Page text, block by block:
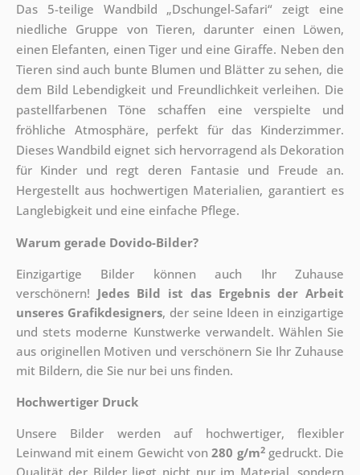
Das 5-teilige Wandbild „Dschungel-Safari“ zeigt eine
niedliche Gruppe von Tieren, darunter einen Löwen,
einen Elefanten, einen Tiger und eine Giraffe. Neben den
Tieren sind auch bunte Blumen und Blätter zu sehen, die
dem Bild Lebendigkeit und Freundlichkeit verleihen. Die
pastellfarbenen Töne schaffen eine verspielte und
fröhliche Atmosphäre, perfekt für das Kinderzimmer.
Dieses Wandbild eignet sich hervorragend als Dekoration
für Kinder und regt deren Fantasie und Freude an.
Hergestellt aus hochwertigen Materialien, garantiert es
Langlebigkeit und eine einfache Pflege.
Warum gerade Dovido-Bilder?
Einzigartige Bilder können auch Ihr Zuhause
verschönern! Jedes Bild ist das Ergebnis der Arbeit
unseres Grafikdesigners, der seine Ideen in einzigartige
und stets moderne Kunstwerke verwandelt. Wählen Sie
aus originellen Motiven und verschönern Sie Ihr Zuhause
mit Bildern, die Sie nur bei uns finden.
Hochwertiger Druck
Unsere Bilder werden auf hochwertiger, flexibler
Leinwand mit einem Gewicht von280 g/m2gedruckt. Die